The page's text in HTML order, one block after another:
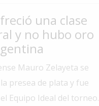
una clase
y no hubo oro
Mauro Zelayeta se
presea de plata y fue
Equipo Ideal del torneo.